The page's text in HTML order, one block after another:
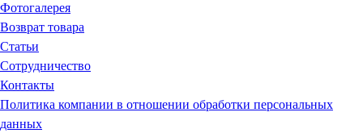
Фотогалерея
Возврат товара
Статьи
Сотрудничество
Контакты
Политика компании в отношении обработки персональных
данных